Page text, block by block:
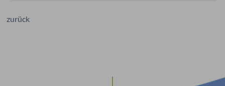
zurück